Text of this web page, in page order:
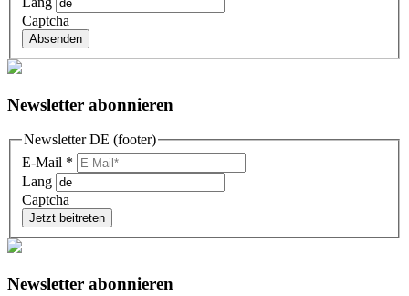
Captcha
Absenden
Newsletter abonnieren
Newsletter DE (footer)
E-Mail *
Lang
Captcha
Jetzt beitreten
Newsletter abonnieren